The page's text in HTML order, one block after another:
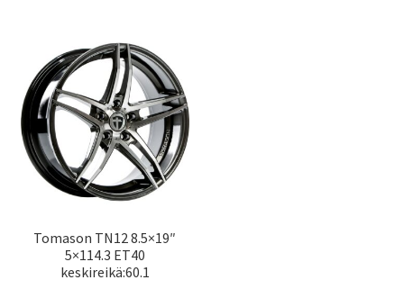
Tomason TN12 8.5×19″
5×114.3 ET40
keskireikä:60.1